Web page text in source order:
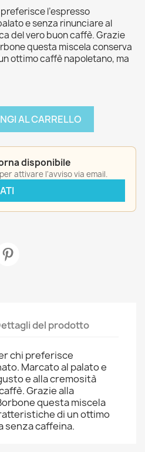
l’espresso
e senza rinunciare al
del vero buon caffè. Grazie
questa miscela conserva
ottimo caffè napoletano, ma
AL CARRELLO
disponibile
attivare l'avviso via email.
del prodotto
chi preferisce
Marcato al palato e
e alla cremosità
Grazie alla
questa miscela
di un ottimo
senza caffeina.